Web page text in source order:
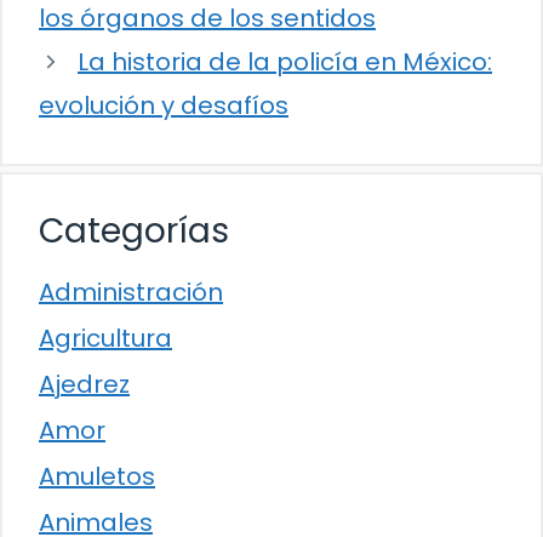
los órganos de los sentidos
La historia de la policía en México:
evolución y desafíos
Categorías
Administración
Agricultura
Ajedrez
Amor
Amuletos
Animales